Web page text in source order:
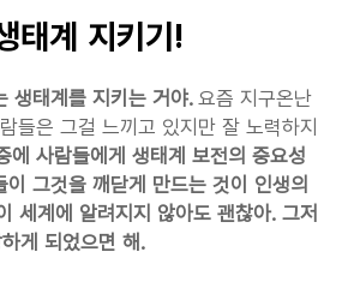
태계 지키기!
생태계를 지키는 거야. 요즘 지구온난
들은 그걸 느끼고 있지만 잘 노력하지
에 사람들에게 생태계 보전의 중요성
그것을 깨닫게 만드는 것이 인생의
세계에 알려지지 않아도 괜찮아. 그저
게 되었으면 해.